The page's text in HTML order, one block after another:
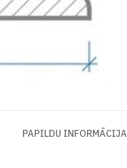
PAPILDU INFORMĀCIJA